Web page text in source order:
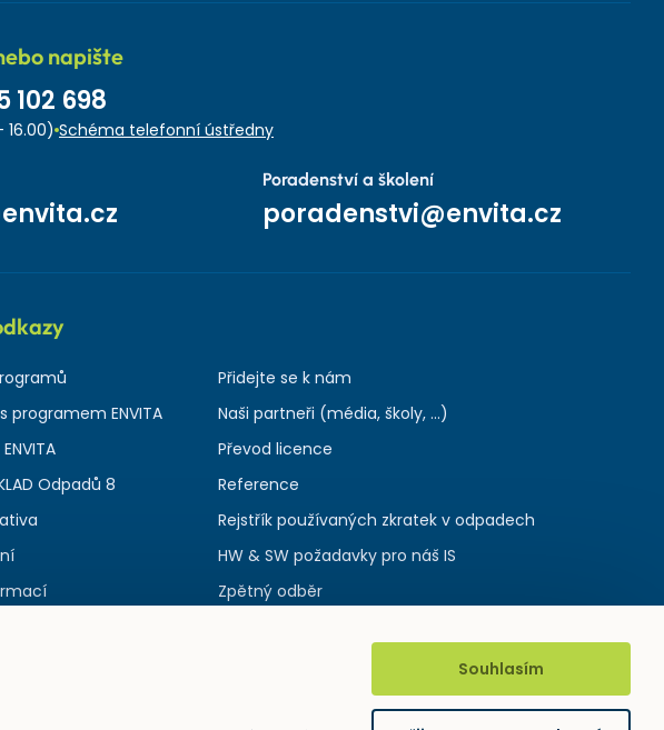
napište
102 698
16.00) Schéma telefonní ústředny
Poradenství a školení
poradenstvi@envita.cz
programem ENVITA
Odpadů 8
Přidejte se k nám
Naši partneři (média, školy, ...)
Převod licence
Reference
Rejstřík používaných zkratek v odpadech
HW & SW požadavky pro náš IS
Zpětný odběr
Souhlasím